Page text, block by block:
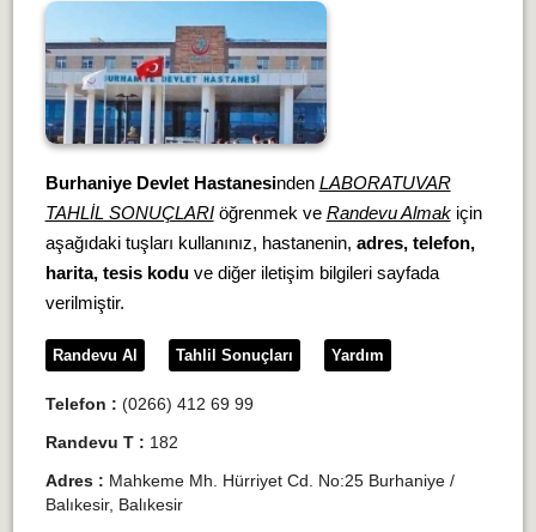
Burhaniye Devlet Hastanesinden LABORATUVAR
TAHLİL SONUÇLARIöğrenmek ve Randevu Almakiçin
aşağıdaki tuşları kullanınız, hastanenin, adres, telefon,
harita, tesis koduve diğer iletişim bilgileri sayfada
verilmiştir.
Randevu Al Tahlil Sonuçları Yardım
Telefon : (0266) 412 69 99
Randevu T : 182
Adres : Mahkeme Mh. Hürriyet Cd. No:25 Burhaniye /
Balıkesir, Balıkesir